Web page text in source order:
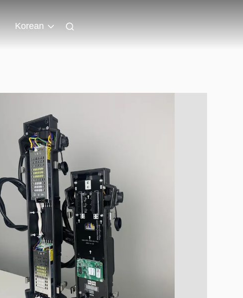
Korean